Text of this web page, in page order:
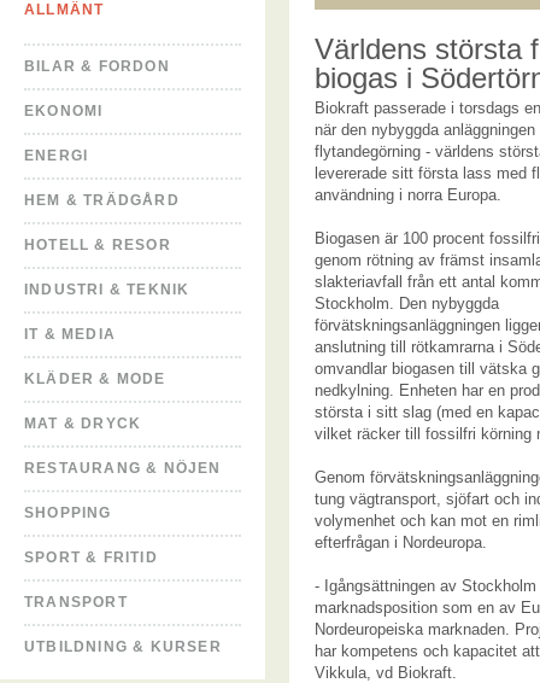
ALLMÄNT
BILAR & FORDON
EKONOMI
ENERGI
HEM & TRÄDGÅRD
HOTELL & RESOR
INDUSTRI & TEKNIK
IT & MEDIA
KLÄDER & MODE
MAT & DRYCK
RESTAURANG & NÖJEN
SHOPPING
SPORT & FRITID
TRANSPORT
UTBILDNING & KURSER
Världens största
biogas i
Biokraft passerade i torsdags
när den nybyggda anläggningen
flytandegörning - världens
levererade sitt första lass med
användning i norra Europa.
Biogasen är 100 procent
genom rötning av främst
slakteriavfall från ett antal
Stockholm. Den nybyggda
förvätskningsanläggningen
anslutning till rötkamrarna i
omvandlar biogasen till vätska
nedkylning. Enheten har en
största i sitt slag (med en
vilket räcker till fossilfri körning
Genom
tung vägtransport, sjöfart och
volymenhet och kan mot en
efterfrågan i Nordeuropa.
- Igångsättningen av
marknadsposition som en av
Nordeuropeiska marknaden.
har kompetens och kapacitet
Vikkula, vd Biokraft.